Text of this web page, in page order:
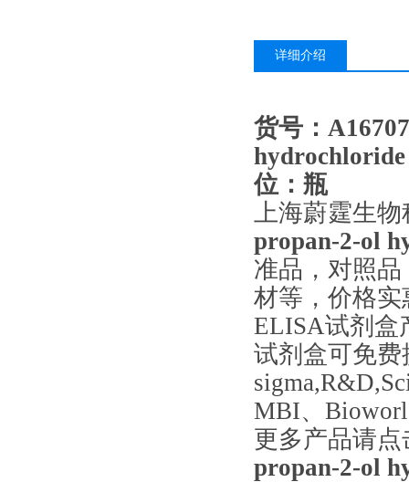
详细介绍
货号：
hydrochloride
位：瓶
上海蔚霆生
propan-2-ol
准品，对照
材等，价格
ELISA试剂盒
试剂盒可免
MBI、
更多产品请
propan-2-ol